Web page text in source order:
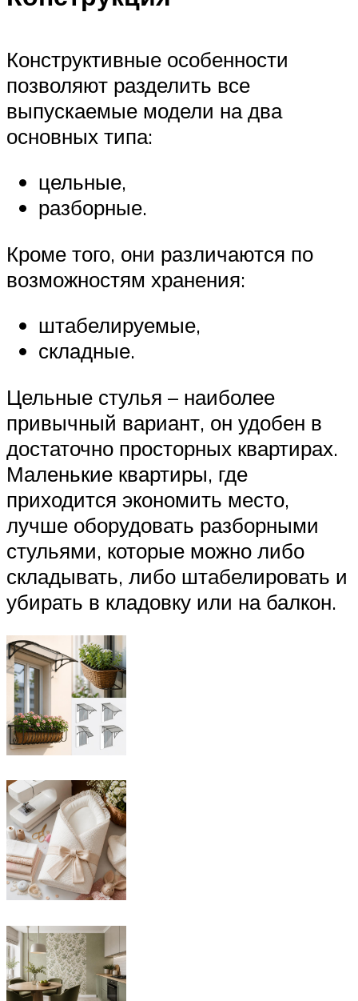
Конструктивные особенности
позволяют разделить все
выпускаемые модели на два
основных типа:
цельные,
разборные.
Кроме того, они различаются по
возможностям хранения:
штабелируемые,
складные.
Цельные стулья – наиболее
привычный вариант, он удобен в
достаточно просторных квартирах.
Маленькие квартиры, где
приходится экономить место,
лучше оборудовать разборными
стульями, которые можно либо
складывать, либо штабелировать и
убирать в кладовку или на балкон.